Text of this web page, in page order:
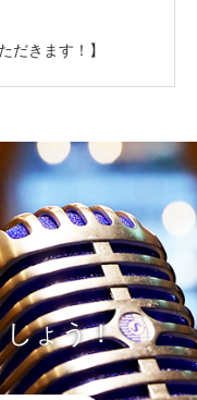
だきます！】
ょう！